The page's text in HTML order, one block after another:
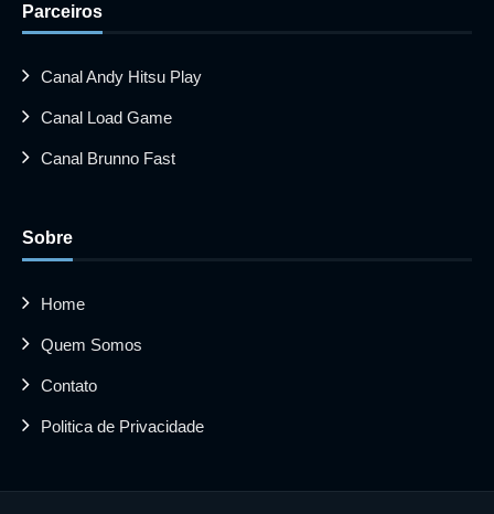
Parceiros
Canal Andy Hitsu Play
Canal Load Game
Canal Brunno Fast
Sobre
Home
Quem Somos
Contato
Politica de Privacidade